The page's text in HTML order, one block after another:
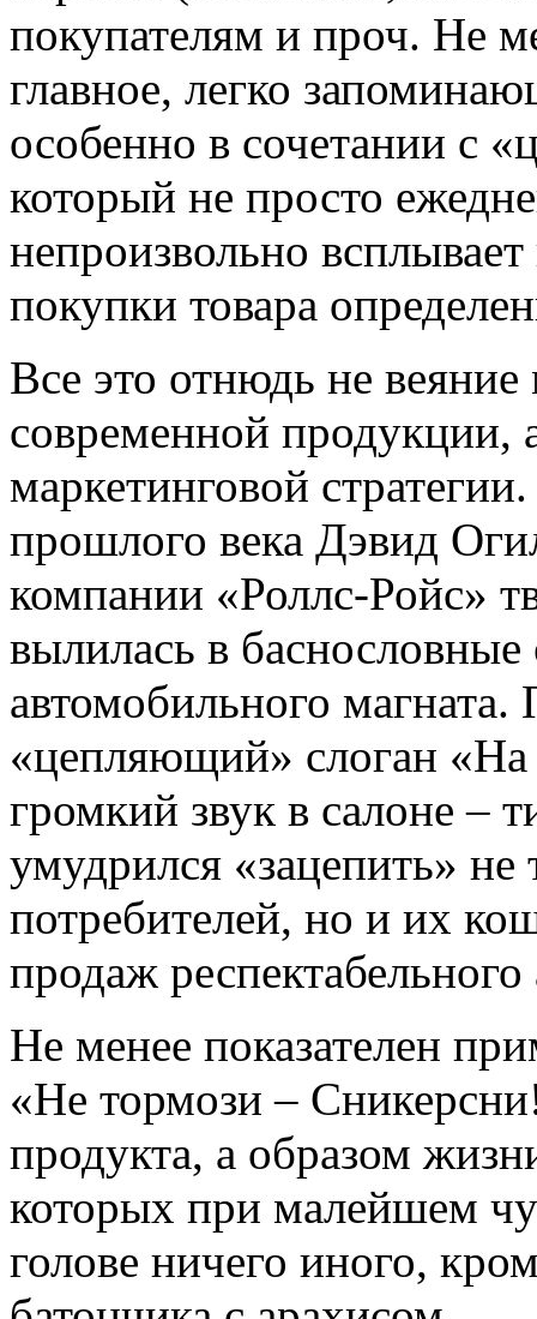
покупателям и проч. Не
главное, легко
особенно в сочетании с
который не просто
непроизвольно
покупки товара
Все это отнюдь не
современной продукции,
маркетинговой
прошлого века Дэвид
компании «Роллс-Ройс»
вылилась в
автомобильного
«цепляющий» слоган
громкий звук в салоне –
умудрился «зацепить» не
потребителей, но и их
продаж
Не менее показателен
«Не тормози –
продукта, а образом
которых при малейшем
голове ничего иного,